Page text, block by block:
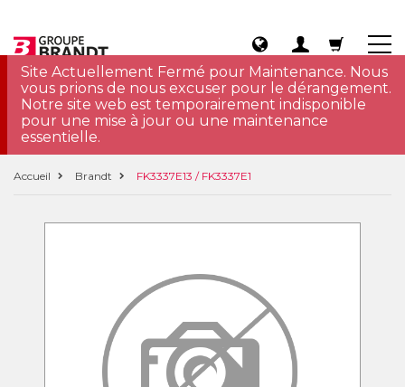
Site Actuellement Fermé pour Maintenance. Nous
vous prions de nous excuser pour le dérangement.
Notre site web est temporairement indisponible
pour une mise à jour ou une maintenance
essentielle.
Accueil Brandt FK3337E13 / FK3337E1